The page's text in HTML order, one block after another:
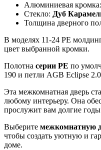
Алюминиевая кромка:
Стекло: Дуб
Толщина дверного
В моделях 11-24 PE
цвет выбранной кромки.
Полотна серии PE по
190 и петли AGB Eclipse
Эта межкомнатная дверь
любому интерьеру. Она
прослужит вам долгие
Выберите межкомнатную
чтобы создать уютную и
доме.